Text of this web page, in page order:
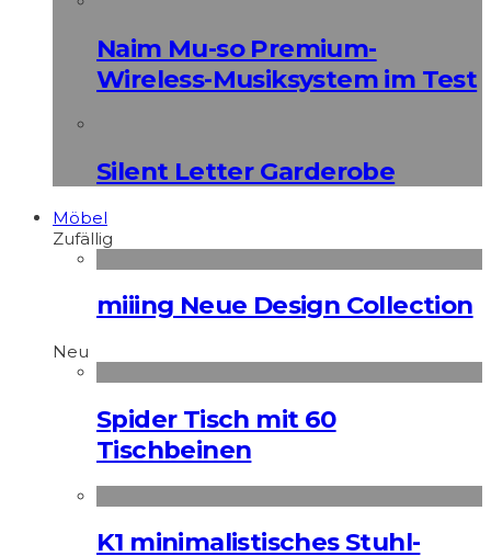
Naim Mu-so Premium-
Wireless-Musiksystem im Test
Silent Letter Garderobe
Möbel
Zufällig
miiing Neue Design Collection
Neu
Spider Tisch mit 60
Tischbeinen
K1 minimalistisches Stuhl-